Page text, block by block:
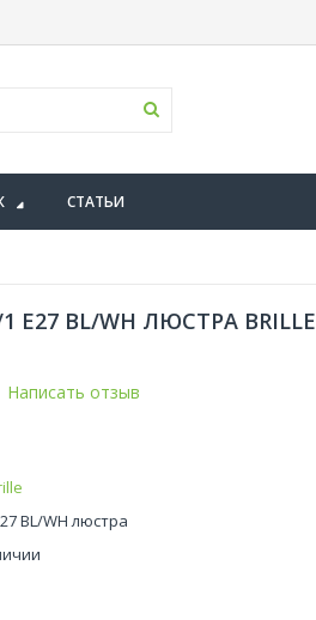
СТАТЬИ
E27 BL/WH ЛЮСТРА BRILLE
Написать отзыв
BL/WH люстра